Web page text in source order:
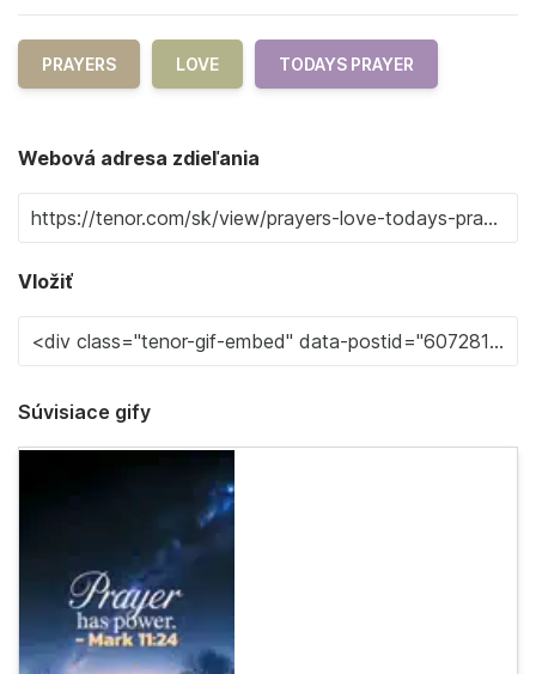
PRAYERS LOVE TODAYS PRAYER
Webová adresa zdieľania
Vložiť
Súvisiace gify